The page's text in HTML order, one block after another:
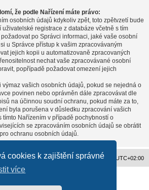
cookies k zajištění správné
více
že podle Nařízení máte právo:
osobních údajů kdykoliv zpět, toto zpětvzetí bude
registrace z databáze včetně s tím
po Správci informaci, jaké vaše osobní
u Správce přístup k vašim zpracovávaným
jejich kopii u automatizovaně zpracovaných
nechat vaše zpracovávané osobní
popřípadě požadovat omezení jejich
vašich osobních údajů, pokud se nejedná o
povinen nebo oprávněn dále zpracovávat dle
na účinnou soudní ochranu, pokud máte za to,
byla porušena v důsledku zpracování vašich
tímto Nařízením v případě pochybností o
se zpracováním osobních údajů se obrátit
ochranu osobních údajů.
Všechny časy jsou v UTC+02:00
Český překlad –phpBB.cz